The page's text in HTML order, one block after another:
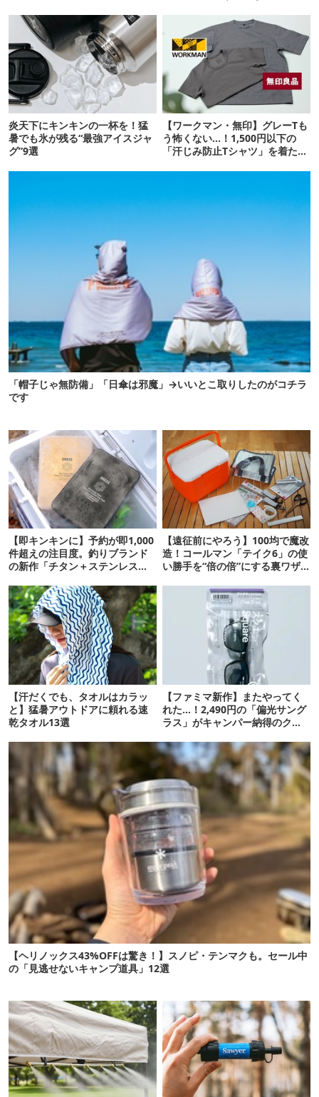
炎天下にキンキンの一杯を！猛
暑でも氷が残る“最強アイスジャ
グ”9選
【ワークマン・無印】グレーTも
う怖くない…！1,500円以下の
「汗じみ防止Tシャツ」を着たら
「帽子じゃ無防備」「日傘は邪魔」→いいとこ取りしたのがコチラ
です
【即キンキンに】予約が即1,000
件超えの注目度。釣りブランド
の新作「チタン＋ステンレスの
【遠征前にやろう】100均で魔改
造！コールマン「テイク6」の使
い勝手を“倍の倍”にする裏ワザ6
【汗だくでも、タオルはカラッ
と】猛暑アウトドアに頼れる速
乾タオル13選
【ファミマ新作】またやってく
れた…！2,490円の「偏光サング
ラス」がキャンパー納得のクオ
【ヘリノックス43%OFFは驚き！】スノピ・テンマクも。セール中
の「見逃せないキャンプ道具」12選